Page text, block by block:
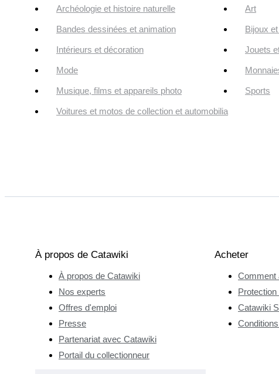
Archéologie et histoire naturelle Art
Bandes dessinées et animation Bijoux
Intérieurs et décoration Jouets
Mode
Musique, films et appareils photo Sports
Voitures et motos de collection et automobilia
À propos de Catawiki
À propos de Catawiki
Nos experts
Offres d'emploi
Presse
Partenariat avec Catawiki
Portail du collectionneur
Acheter
Comment
Catawiki